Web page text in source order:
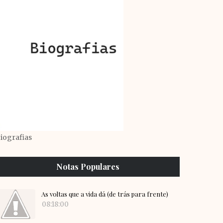
Notas Populares
As voltas que a vida dá (de trás para frente)
08:18:00